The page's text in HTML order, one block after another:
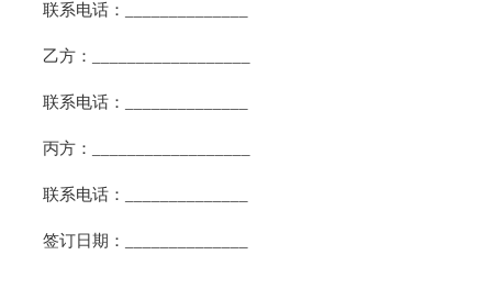
联系电话：______________
乙方：__________________
联系电话：______________
丙方：__________________
联系电话：______________
签订日期：______________